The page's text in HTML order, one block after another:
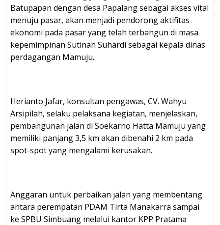
Batupapan dengan desa Papalang sebagai akses vital
menuju pasar, akan menjadi pendorong aktifitas
ekonomi pada pasar yang telah terbangun di masa
kepemimpinan Sutinah Suhardi sebagai kepala dinas
perdagangan Mamuju.
Herianto Jafar, konsultan pengawas, CV. Wahyu
Arsipilah, selaku pelaksana kegiatan, menjelaskan,
pembangunan jalan di Soekarno Hatta Mamuju yang
memiliki panjang 3,5 km akan dibenahi 2 km pada
spot-spot yang mengalami kerusakan.
Anggaran untuk perbaikan jalan yang membentang
antara perempatan PDAM Tirta Manakarra sampai
ke SPBU Simbuang melalui kantor KPP Pratama